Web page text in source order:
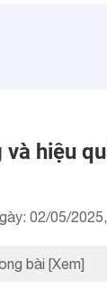
và hiệu
02/05/
bài [Xem]